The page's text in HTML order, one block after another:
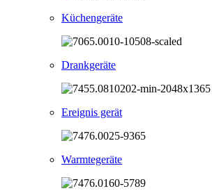
Küchengeräte
Drankgeräte
Ereignis gerät
Warmtegeräte